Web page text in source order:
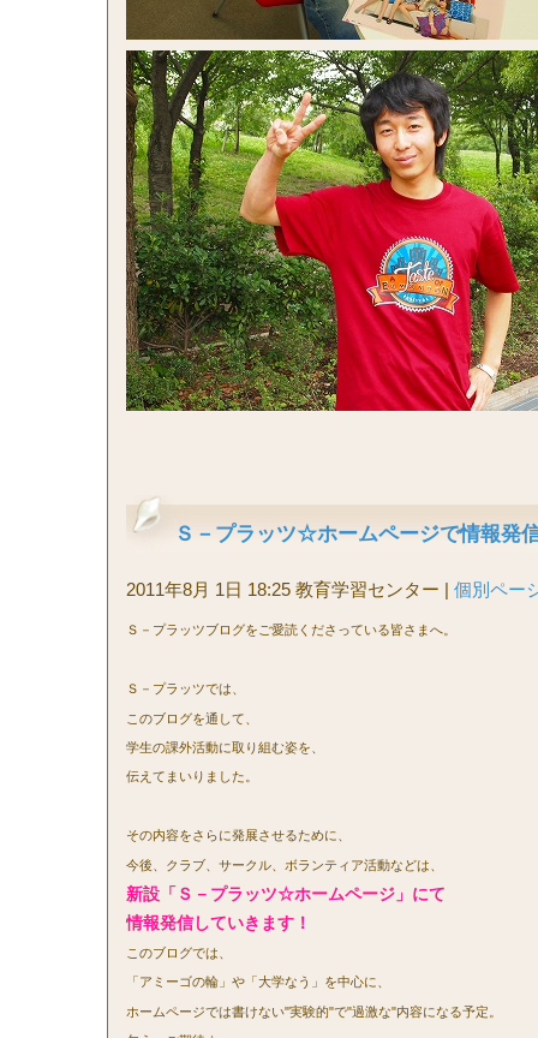
Ｓ－プラッツ☆ホームページで情報発
2011年8月 1日 18:25 教育学習センター | 個別ペー
Ｓ－プラッツブログをご愛読くださっている皆さまへ。
Ｓ－プラッツでは、
このブログを通して、
学生の課外活動に取り組む姿を、
伝えてまいりました。
その内容をさらに発展させるために、
今後、クラブ、サークル、ボランティア活動などは、
新設「Ｓ－プラッツ☆ホームページ」 にて
情報発信していきます！
このブログでは、
「アミーゴの輪」や「大学なう」を中心に、
ホームページでは書けない"実験的"で"過激な"内容になる予定。